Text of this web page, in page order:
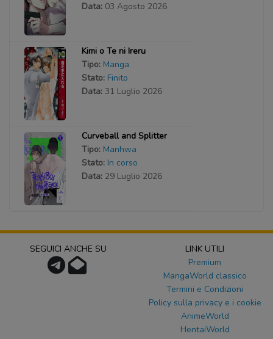
Data: 03 Agosto 2026
Kimi o Te ni Ireru
Tipo: Manga
Stato: Finito
Data: 31 Luglio 2026
Curveball and Splitter
Tipo: Manhwa
Stato: In corso
Data: 29 Luglio 2026
SEGUICI ANCHE SU
LINK UTILI
Premium
MangaWorld classico
Termini e Condizioni
Policy sulla privacy e i cookie
AnimeWorld
HentaiWorld